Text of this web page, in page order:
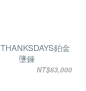
鉑金
墬鍊
NT$63,000